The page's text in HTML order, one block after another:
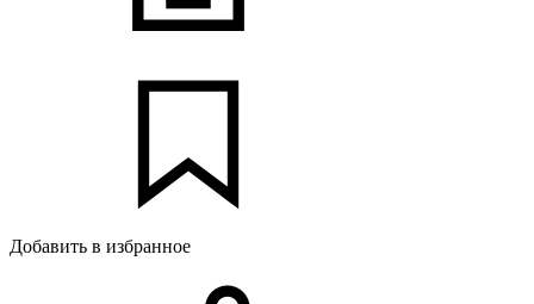
Добавить в избранное